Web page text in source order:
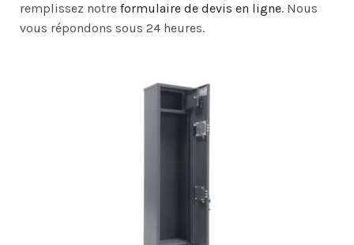
remplissez notre formulaire de devis en ligne. Nous
vous répondons sous 24 heures.